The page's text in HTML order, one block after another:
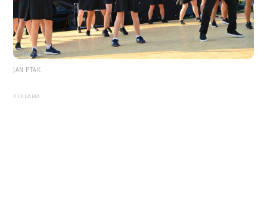
JAN PTAK
REKLAMA